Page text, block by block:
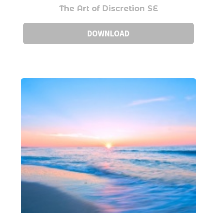
The Art of Discretion SE
DOWNLOAD